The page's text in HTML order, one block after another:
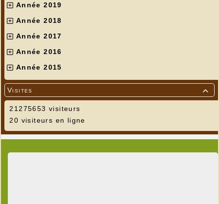
Année 2019
Année 2018
Année 2017
Année 2016
Année 2015

Visites
21275653 visiteurs
20 visiteurs en ligne